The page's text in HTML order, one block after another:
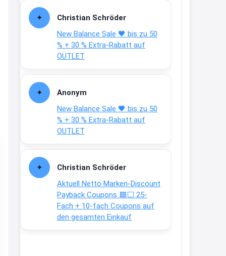
Christian Schröder
New Balance Sale 🖤 bis zu 50
% + 30 % Extra-Rabatt auf
OUTLET
Anonym
New Balance Sale 🖤 bis zu 50
% + 30 % Extra-Rabatt auf
OUTLET
Christian Schröder
Aktuell Netto Marken-Discount
Payback Coupons 🟦⬜ 25-
Fach + 10-fach Coupons auf
den gesamten Einkauf
Gratis Hitzewarn-Aufkleber /
verfärbt sich ab 28 Grad /siehe
Text weiter unten
shop.bioeg.de/aufkleber-
achtun...
↩
Joachim
Gratis personalisierte 7-Tage
Ration Micronährstoffe/ Vitamine
↩
Joachim